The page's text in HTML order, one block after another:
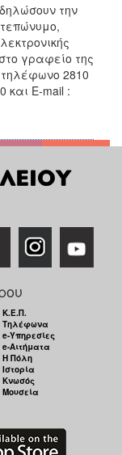
την
γραφείο της
τηλέφωνο 2810
και E-mail :
Κ.Ε.Π.
Τηλέφωνα
e-Υπηρεσίες
e-Αιτήματα
Η Πόλη
Ιστορία
Κνωσός
Μουσεία